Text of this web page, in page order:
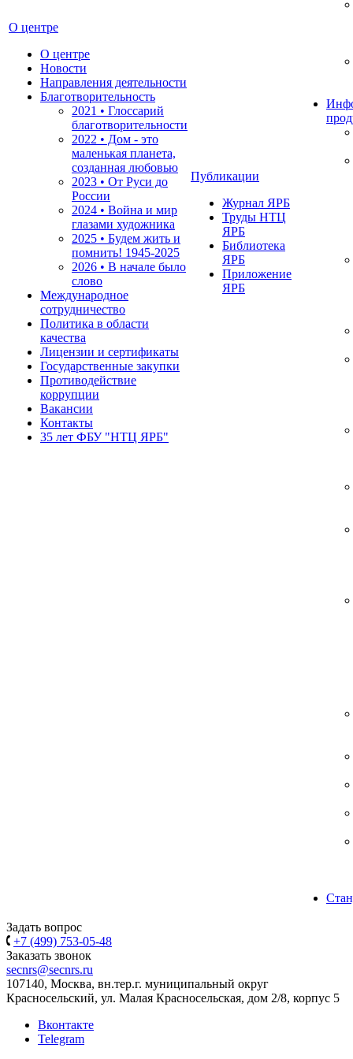
О центре
О центре
Новости
Направления деятельности
Благотворительность
2021 • Глоссарий
благотворительности
2022 • Дом - это
маленькая планета,
созданная любовью
2023 • От Руси до
России
2024 • Война и мир
глазами художника
2025 • Будем жить и
помнить! 1945-2025
2026 • В начале было
слово
Международное
сотрудничество
Политика в области
качества
Лицензии и сертификаты
Государственные закупки
Противодействие
коррупции
Вакансии
Контакты
35 лет ФБУ "НТЦ ЯРБ"
Публикации
Журнал ЯРБ
Труды НТЦ
ЯРБ
Библиотека
ЯРБ
Приложение
ЯРБ
Задать вопрос
+7 (499) 753-05-48
Заказать звонок
secnrs@secnrs.ru
107140, Москва, вн.тер.г. муниципальный округ
Красносельский, ул. Малая Красносельская, дом 2/8, корпус 5
Вконтакте
Telegram